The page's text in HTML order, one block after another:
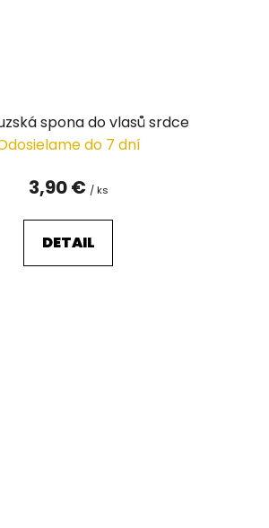
spona do vlasů srdce
do 7 dní
3,90 € / ks
DETAIL